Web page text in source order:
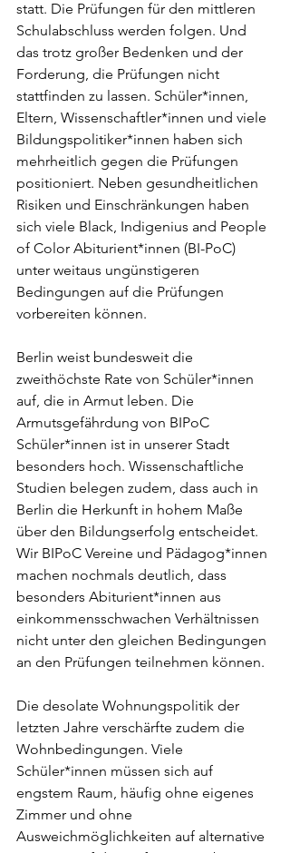
statt. Die Prüfungen für den mittleren
Schulabschluss werden folgen. Und
das trotz großer Bedenken und der
Forderung, die Prüfungen nicht
stattfinden zu lassen. Schüler*innen,
Eltern, Wissenschaftler*innen und viele
Bildungspolitiker*innen haben sich
mehrheitlich gegen die Prüfungen
positioniert. Neben gesundheitlichen
Risiken und Einschränkungen haben
sich viele Black, Indigenius and People
of Color Abiturient*innen (BI-PoC)
unter weitaus ungünstigeren
Bedingungen auf die Prüfungen
vorbereiten können.
Berlin weist bundesweit die
zweithöchste Rate von Schüler*innen
auf, die in Armut leben. Die
Armutsgefährdung von BIPoC
Schüler*innen ist in unserer Stadt
besonders hoch. Wissenschaftliche
Studien belegen zudem, dass auch in
Berlin die Herkunft in hohem Maße
über den Bildungserfolg entscheidet.
Wir BIPoC Vereine und Pädagog*innen
machen nochmals deutlich, dass
besonders Abiturient*innen aus
einkommensschwachen Verhältnissen
nicht unter den gleichen Bedingungen
an den Prüfungen teilnehmen können.
Die desolate Wohnungspolitik der
letzten Jahre verschärfte zudem die
Wohnbedingungen. Viele
Schüler*innen müssen sich auf
engstem Raum, häufig ohne eigenes
Zimmer und ohne
Ausweichmöglichkeiten auf alternative